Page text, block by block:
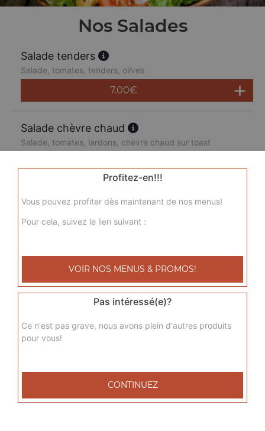
Nos Salades
Salade tenders
Salade, tomates, tenders, olives
7.00€
Salade chèvre chaud
Salade, tomates, lardons, chèvre chaud sur toast
Salade parisienne
Salade au thon
Salade, tomates, thon, pommes de terre, olives
7.00€
Salade salmone
7.00€
Profitez-en!!!
Vous pouvez profiter dès maintenant de nos menus!
Pour cela, suivez le lien suivant :
VOIR NOS MENUS & PROMOS!
Pas intéressé(e)?
Ce n'est pas grave, nous avons plein d'autres produits
pour vous!
CONTINUEZ